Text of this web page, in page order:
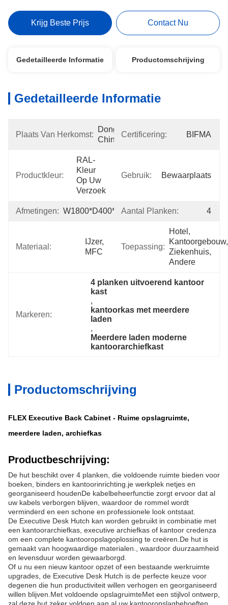
Krijg Beste Prijs Contact Nu
Gedetailleerde Informatie Productomschrijving
Gedetailleerde Informatie
Plaats Van Herkomst:
Dongguan,
China
Certificering: BIFMA
Productkleur:
RAL-
Kleur
Op Uw
Verzoek
Gebruik: Bewaarplaats
Afmetingen: W1800*D400*H1200mm
Aantal Planken: 4
Materiaal:
IJzer,
MFC
Toepassing:
Hotel,
Kantoorgebouw,
Ziekenhuis,
Andere
Markeren:
4 planken uitvoerend kantoor
kast
,
kantoorkas met meerdere
laden
,
Meerdere laden moderne
kantoorarchiefkast
Productomschrijving
FLEX Executive Back Cabinet - Ruime opslagruimte,
meerdere laden, archiefkas
Productbeschrijving:
De hut beschikt over 4 planken, die voldoende ruimte bieden voor
boeken, binders en kantoorinrichting.je werkplek netjes en
georganiseerd houdenDe kabelbeheerfunctie zorgt ervoor dat al
uw kabels verborgen blijven, waardoor de rommel wordt
verminderd en een schone en professionele look ontstaat.
De Executive Desk Hutch kan worden gebruikt in combinatie met
een kantoorarchiefkas, executive archiefkas of kantoor credenza
om een complete kantooropslagoplossing te creëren.De hut is
gemaakt van hoogwaardige materialen., waardoor duurzaamheid
en levensduur worden gewaarborgd.
Of u nu een nieuw kantoor opzet of een bestaande werkruimte
upgrades, de Executive Desk Hutch is de perfecte keuze voor
degenen die hun productiviteit willen verhogen en georganiseerd
willen blijven.Met voldoende opslagruimteMet een stijlvol ontwerp,